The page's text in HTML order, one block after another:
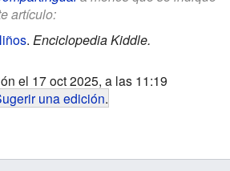
artículo:
. Enciclopedia Kiddle.
el 17 oct 2025, a las 11:19
una edición.